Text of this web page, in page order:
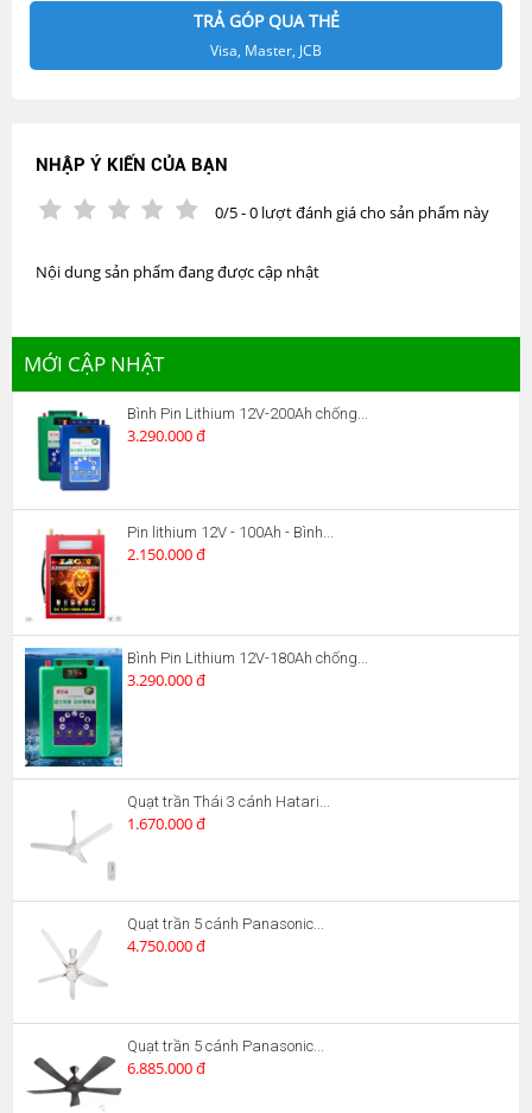
TRẢ GÓP QUA THẺ
Visa, Master, JCB
NHẬP Ý KIẾN CỦA BẠN
0/5 - 0 lượt đánh giá cho sản phẩm này
Nội dung sản phẩm đang được cập nhật
MỚI CẬP NHẬT
Bình Pin Lithium 12V-200Ah chống...
3.290.000 đ
Pin lithium 12V - 100Ah - Bình...
2.150.000 đ
Bình Pin Lithium 12V-180Ah chống...
3.290.000 đ
Quạt trần Thái 3 cánh Hatari...
1.670.000 đ
Quạt trần 5 cánh Panasonic...
4.750.000 đ
Quạt trần 5 cánh Panasonic...
6.885.000 đ